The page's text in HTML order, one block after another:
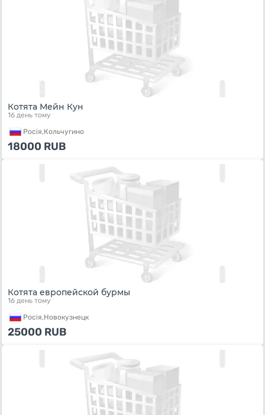
Котята Мейн Кун
16 день тому
Росiя,Кольчугино
18000 RUB
Котята европейской бурмы
16 день тому
Росiя,Новокузнецк
25000 RUB